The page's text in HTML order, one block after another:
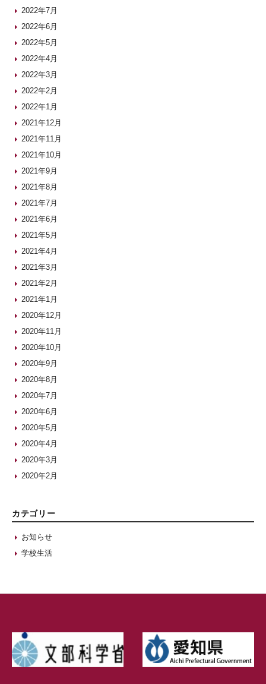
2022年7月
2022年6月
2022年5月
2022年4月
2022年3月
2022年2月
2022年1月
2021年12月
2021年11月
2021年10月
2021年9月
2021年8月
2021年7月
2021年6月
2021年5月
2021年4月
2021年3月
2021年2月
2021年1月
2020年12月
2020年11月
2020年10月
2020年9月
2020年8月
2020年7月
2020年6月
2020年5月
2020年4月
2020年3月
2020年2月
カテゴリー
お知らせ
学校生活